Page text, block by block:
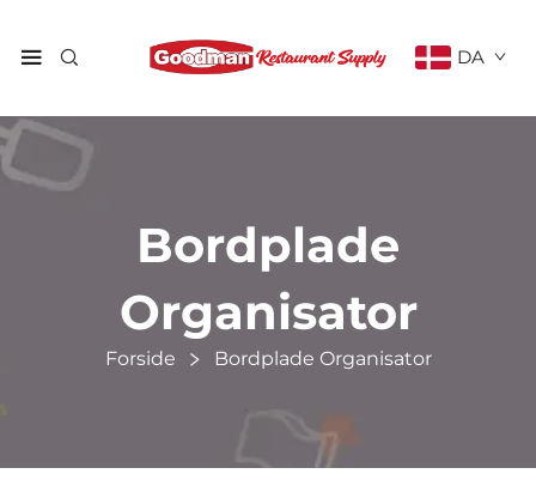
DA
Bordplade
Organisator
Forside Bordplade Organisator